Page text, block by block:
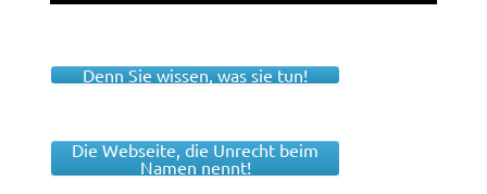
Denn Sie wissen, was sie tun!
Die Webseite, die Unrecht beim
Namen nennt!